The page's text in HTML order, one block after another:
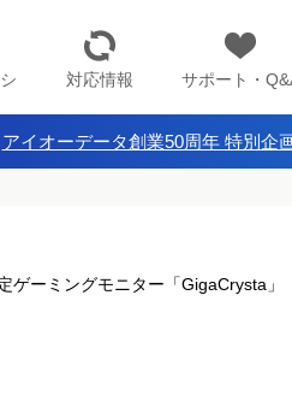
対応情報 サポート・
アイオーデータ創業50周年 特別企
ーミングモニター「GigaCrysta」